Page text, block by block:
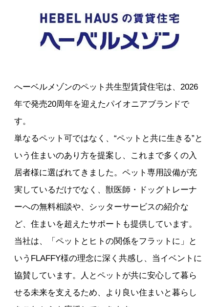
へーベルメゾンのペット共生型賃貸住宅は、2026
年で発売20周年を迎えたパイオニアブランドで
す。
単なるペット可ではなく、“ペットと共に生きる”と
いう住まいのあり方を提案し、これまで多くの入
居者様に選ばれてきました。ペット専用設備が充
実しているだけでなく、獣医師・ドッグトレーナ
ーへの無料相談や、シッターサービスの紹介な
ど、住まいを超えたサポートも提供しています。
当社は、「ペットとヒトの関係をフラットに」と
いうFLAFFY様の理念に深く共感し、当イベントに
協賛しています。人とペットが共に安心して暮ら
せる未来を支えるため、より良い住まいと暮らし